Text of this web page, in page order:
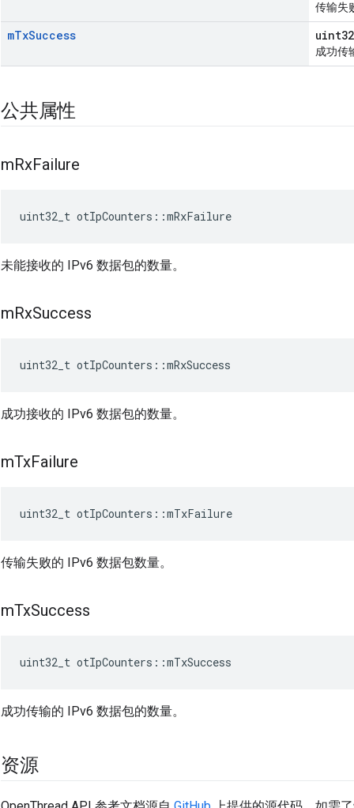
传输失
mTxSuccess
成功传
公共属性
mRxFailure
uint32_t otIpCounters ::mRxFailure
未能接收的 IPv6 数据包的数量。
mRxSuccess
uint32_t otIpCounters ::mRxSuccess
成功接收的 IPv6 数据包的数量。
mTxFailure
uint32_t otIpCounters ::mTxFailure
传输失败的 IPv6 数据包数量。
mTxSuccess
uint32_t otIpCounters ::mTxSuccess
成功传输的 IPv6 数据包的数量。
资源